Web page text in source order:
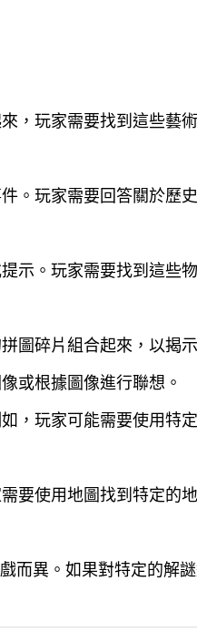
，玩家需要找到這些藝
。玩家需要回答關於歷
示。玩家需要找到這些
圖碎片組合起來，以揭
或根據圖像進行聯想。
，玩家可能需要使用特
要使用地圖找到特定的
而異。如果對特定的解